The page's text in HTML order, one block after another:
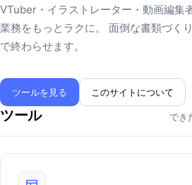
VTuber・イラストレーター・動画編集
業務をもっとラクに。 面倒な書類づく
で終わらせます。
ツールを見る このサイトについて
ツール でき